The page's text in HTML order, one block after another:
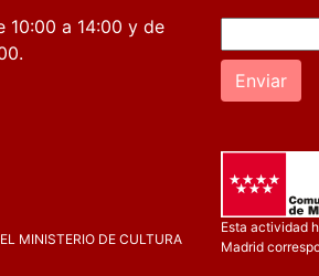
10:00 a 14:00 y de
Enviar
MINISTERIO DE CULTURA
Esta actividad
Madrid